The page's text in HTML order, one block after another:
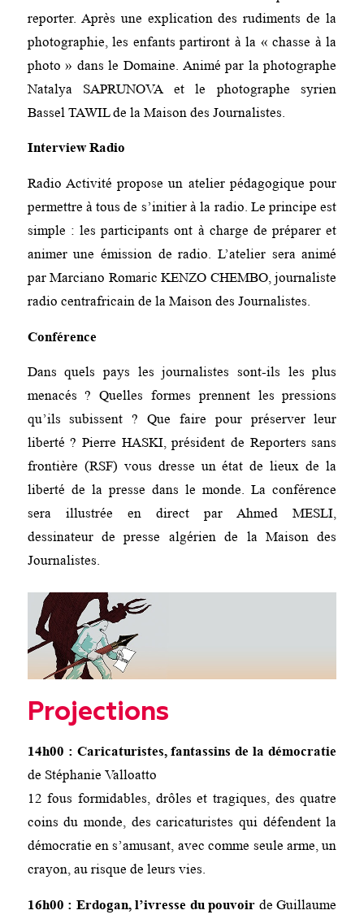
reporter. Après une explication des rudiments de la
photographie, les enfants partiront à la « chasse à la
photo » dans le Domaine. Animé par la photographe
Natalya SAPRUNOVA et le photographe syrien
Bassel TAWIL de la Maison des Journalistes.
Interview Radio
Radio Activité propose un atelier pédagogique pour
permettre à tous de s’initier à la radio. Le principe est
simple : les participants ont à charge de préparer et
animer une émission de radio. L’atelier sera animé
par Marciano Romaric KENZO CHEMBO, journaliste
radio centrafricain de la Maison des Journalistes.
Conférence
Dans quels pays les journalistes sont-ils les plus
menacés ? Quelles formes prennent les pressions
qu’ils subissent ? Que faire pour préserver leur
liberté ? Pierre HASKI, président de Reporters sans
frontière (RSF) vous dresse un état de lieux de la
liberté de la presse dans le monde. La conférence
sera illustrée en direct par Ahmed MESLI,
dessinateur de presse algérien de la Maison des
Journalistes.
Projections
14h00 : Caricaturistes, fantassins de la démocratie
de Stéphanie Valloatto
12 fous formidables, drôles et tragiques, des quatre
coins du monde, des caricaturistes qui défendent la
démocratie en s’amusant, avec comme seule arme, un
crayon, au risque de leurs vies.
16h00 : Erdogan, l’ivresse du pouvoir de Guillaume